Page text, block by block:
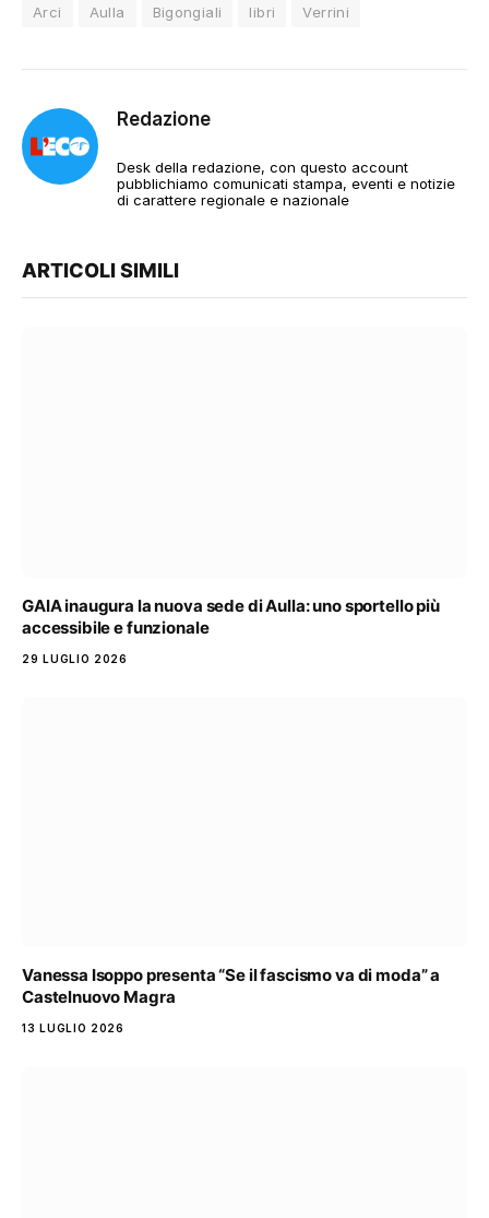
Arci Aulla Bigongiali libri Verrini
Redazione
Desk della redazione, con questo account
pubblichiamo comunicati stampa, eventi e notizie
di carattere regionale e nazionale
ARTICOLI SIMILI
GAIA inaugura la nuova sede di Aulla: uno sportello più
accessibile e funzionale
29 LUGLIO 2026
Vanessa Isoppo presenta “Se il fascismo va di moda” a
Castelnuovo Magra
13 LUGLIO 2026